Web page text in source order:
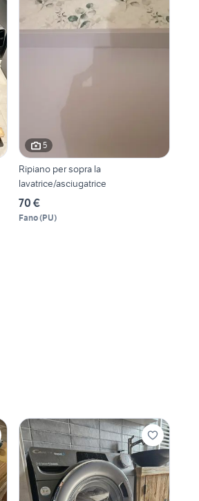
5
Ripiano per sopra la
lavatrice/asciugatrice
70 €
Fano(PU)